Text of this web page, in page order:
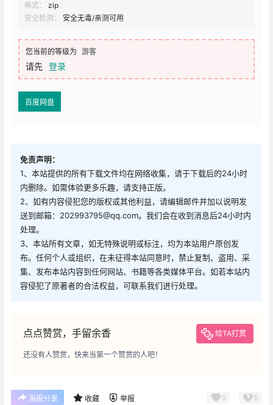
格式：
zip
安全检测：
安全无毒/亲测可用
您当前的等级为 游客
请先 登录
百度网盘
免责声明：
1、本站提供的所有下载文件均在网络收集，请于下载后的24小时
内删除。如需体验更多乐趣，请支持正版。
2、如有内容侵犯您的版权或其他利益，请编辑邮件并加以说明发
送到邮箱：202993795@qq.com。我们会在收到消息后24小时内
处理。
3、本站所有文章，如无特殊说明或标注，均为本站用户原创发
布。任何个人或组织，在未征得本站同意时，禁止复制、盗用、采
集、发布本站内容到任何网站、书籍等各类媒体平台。如若本站内
容侵犯了原著者的合法权益，可联系我们进行处理。
点点赞赏，手留余香 给TA打赏
还没有人赞赏，快来当第一个赞赏的人吧！
海报分享 收藏 举报 0 0